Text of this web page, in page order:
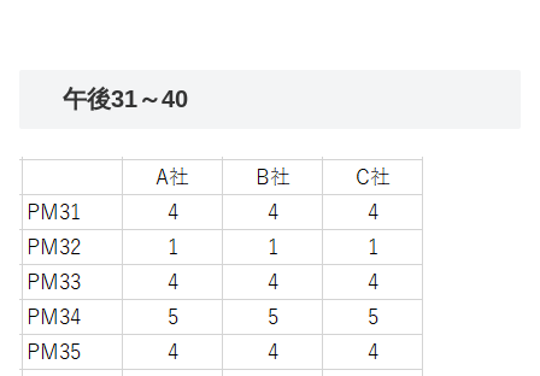
午後31～40